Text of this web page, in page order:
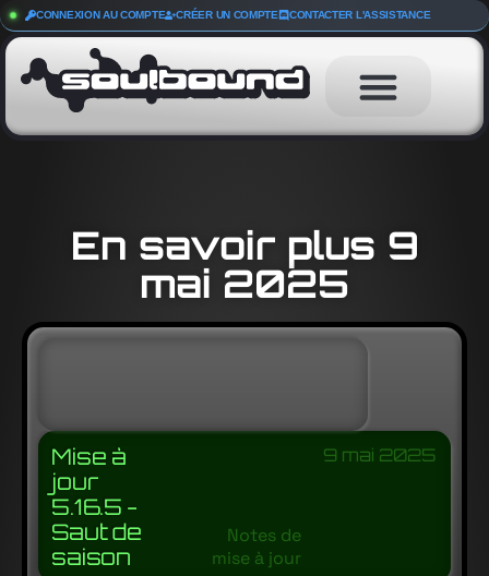
CONNEXION AU COMPTE CRÉER UN COMPTE CONTACTER L'ASSISTANCE
En savoir plus 9
mai 2025
Mise à
jour
5.16.5 -
Saut de
saison
Notes de
mise à jour
9 mai 2025